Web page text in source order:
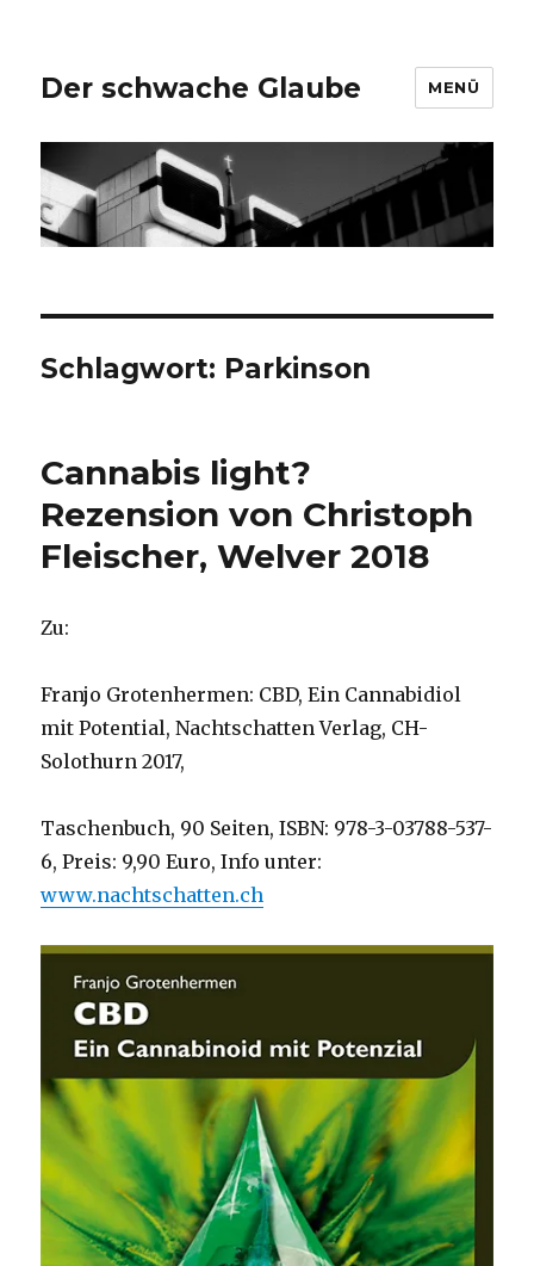
Der schwache Glaube MENÜ
Schlagwort: Parkinson
Cannabis light?
Rezension von Christoph
Fleischer, Welver 2018
Zu:
Franjo Grotenhermen: CBD, Ein Cannabidiol
mit Potential, Nachtschatten Verlag, CH-
Solothurn 2017,
Taschenbuch, 90 Seiten, ISBN: 978-3-03788-537-
6, Preis: 9,90 Euro, Info unter:
www.nachtschatten.ch